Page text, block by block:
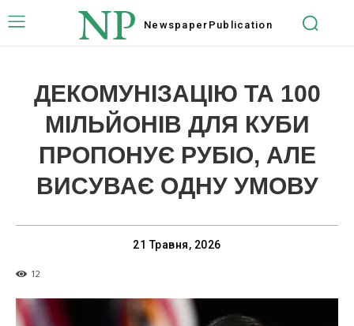
NP Newspaper Publication
ДЕКОМУНІЗАЦІЮ ТА 100
МІЛЬЙОНІВ ДЛЯ КУБИ
ПРОПОНУЄ РУБІО, АЛЕ
ВИСУВАЄ ОДНУ УМОВУ
21 Травня, 2026
12